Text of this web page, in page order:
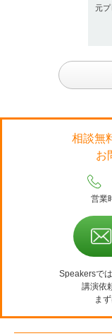
元プ
相談無
お
営業
Speakersで
講演依
ま